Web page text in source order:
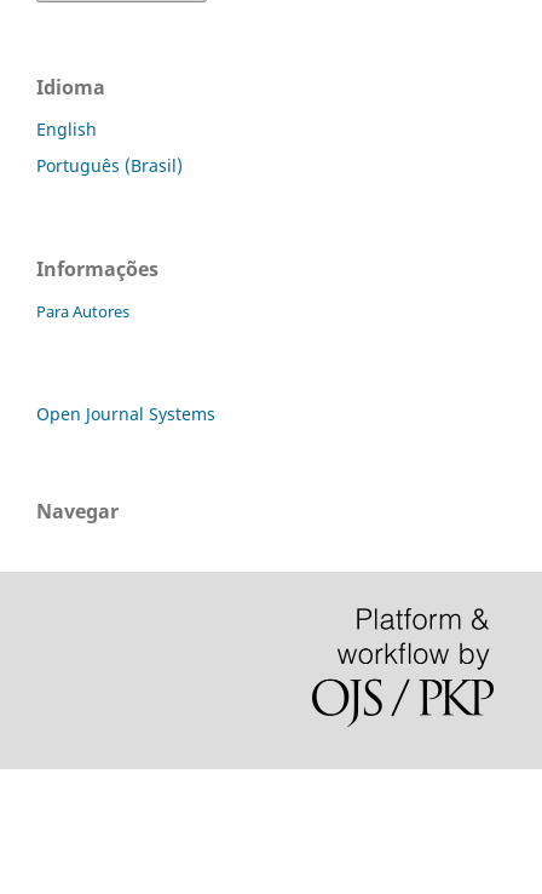
Idioma
English
Português (Brasil)
Informações
Para Autores
Open Journal Systems
Navegar